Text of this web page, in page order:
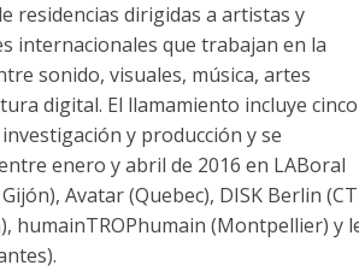
residencias dirigidas a artistas y
internacionales que trabajan en la
sonido, visuales, música, artes
digital. El llamamiento incluye cinco
y producción y se
enero y abril de 2016 en LABoral
Gijón), Avatar (Quebec), DISK Berlin
humainTROPhumain (Montpellier) y